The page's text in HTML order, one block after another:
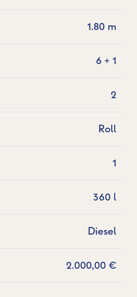
1.80 m
6 + 1
2
Roll
1
360 l
Diesel
2.000,00 €